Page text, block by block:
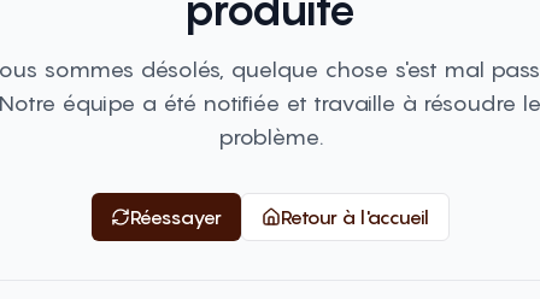
sommes désolés, quelque chose s'est mal
Notre équipe a été notifiée et travaille à résoudre le
problème.
Réessayer Retour à l'accueil